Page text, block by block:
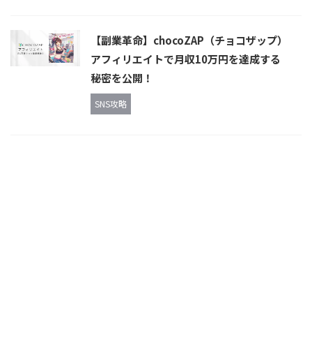
【副業革命】chocoZAP（チョコザップ）
アフィリエイトで月収10万円を達成する
秘密を公開！
SNS攻略